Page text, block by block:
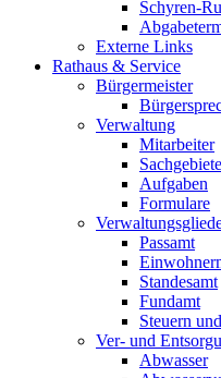
Schyren-
Externe Links
Rathaus & Service
Bürgermeister
Verwaltung
Mitarbeiter
Sachgebiete
Aufgaben
Formulare
Passamt
Standesamt
Fundamt
Steuern
Ver- und
Abwasser